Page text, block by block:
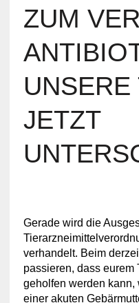
ZUM
JETZT
Gerade wird die
verhandelt. Beim
passieren, dass eurem
geholfen werden
einer akuten